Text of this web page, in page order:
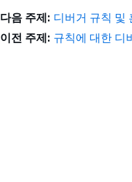
다음 주제: 디버거 규칙 및
이전 주제: 규칙에 대한 디